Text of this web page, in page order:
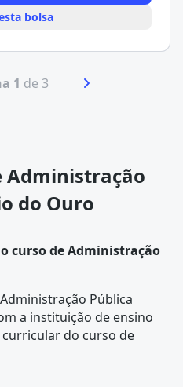
bolsa
1 de 3
Administração
do Ouro
curso de Administração
Pública
a instituição de ensino
curriculardo curso de